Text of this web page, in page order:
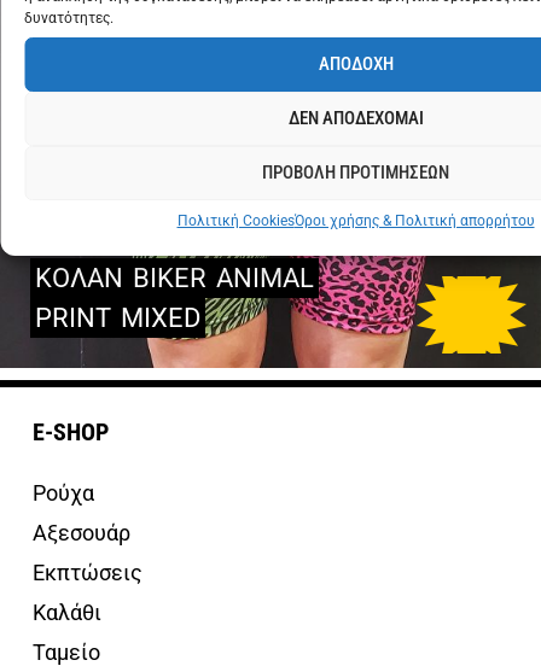
δυνατότητες.
ΑΠΟΔΟΧΗ
ΔΕΝ ΑΠΟΔΕΧΟΜΑΙ
ΠΡΟΒΟΛΗ ΠΡΟΤΙΜΗΣΕΩΝ
Πολιτική CookiesΌροι χρήσης & Πολιτική απορρήτου
ΚΟΛΑΝ BIKER ANIMAL
PRINT MIXED
E-SHOP
Ρούχα
Αξεσουάρ
Εκπτώσεις
Καλάθι
Ταμείο